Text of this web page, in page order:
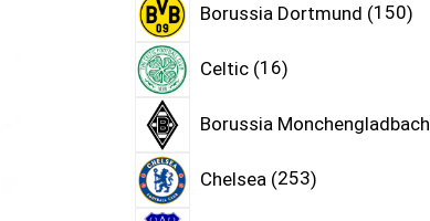
Borussia Dortmund 150
Celtic 16
Borussia Monchengladbach
Chelsea 253